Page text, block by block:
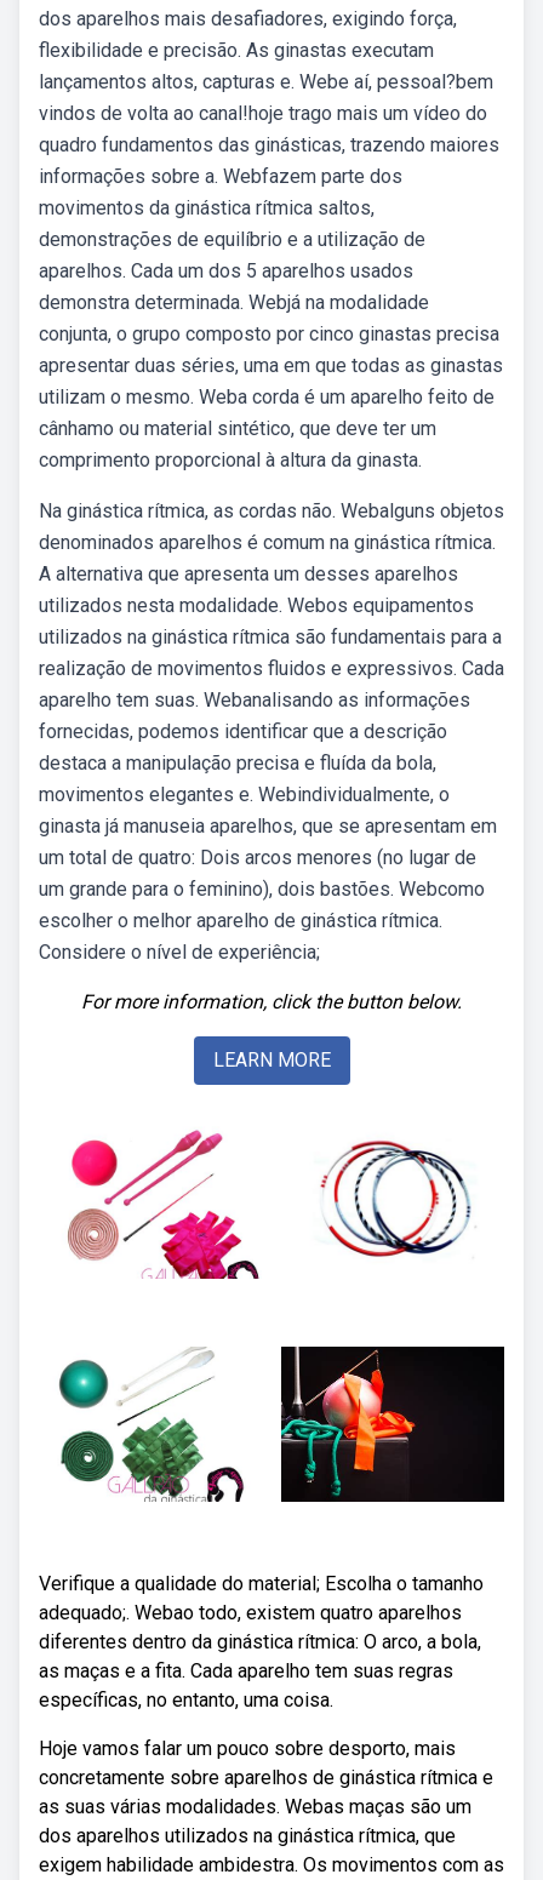
dos aparelhos mais desafiadores, exigindo força,
flexibilidade e precisão. As ginastas executam
lançamentos altos, capturas e. Webe aí, pessoal?bem
vindos de volta ao canal!hoje trago mais um vídeo do
quadro fundamentos das ginásticas, trazendo maiores
informações sobre a. Webfazem parte dos
movimentos da ginástica rítmica saltos,
demonstrações de equilíbrio e a utilização de
aparelhos. Cada um dos 5 aparelhos usados
demonstra determinada. Webjá na modalidade
conjunta, o grupo composto por cinco ginastas precisa
apresentar duas séries, uma em que todas as ginastas
utilizam o mesmo. Weba corda é um aparelho feito de
cânhamo ou material sintético, que deve ter um
comprimento proporcional à altura da ginasta.
Na ginástica rítmica, as cordas não. Webalguns objetos
denominados aparelhos é comum na ginástica rítmica.
A alternativa que apresenta um desses aparelhos
utilizados nesta modalidade. Webos equipamentos
utilizados na ginástica rítmica são fundamentais para a
realização de movimentos fluidos e expressivos. Cada
aparelho tem suas. Webanalisando as informações
fornecidas, podemos identificar que a descrição
destaca a manipulação precisa e fluída da bola,
movimentos elegantes e. Webindividualmente, o
ginasta já manuseia aparelhos, que se apresentam em
um total de quatro: Dois arcos menores (no lugar de
um grande para o feminino), dois bastões. Webcomo
escolher o melhor aparelho de ginástica rítmica.
Considere o nível de experiência;
For more information, click the button below.
LEARN MORE
Verifique a qualidade do material; Escolha o tamanho
adequado;. Webao todo, existem quatro aparelhos
diferentes dentro da ginástica rítmica: O arco, a bola,
as maças e a fita. Cada aparelho tem suas regras
específicas, no entanto, uma coisa.
Hoje vamos falar um pouco sobre desporto, mais
concretamente sobre aparelhos de ginástica rítmica e
as suas várias modalidades. Webas maças são um
dos aparelhos utilizados na ginástica rítmica, que
exigem habilidade ambidestra. Os movimentos com as